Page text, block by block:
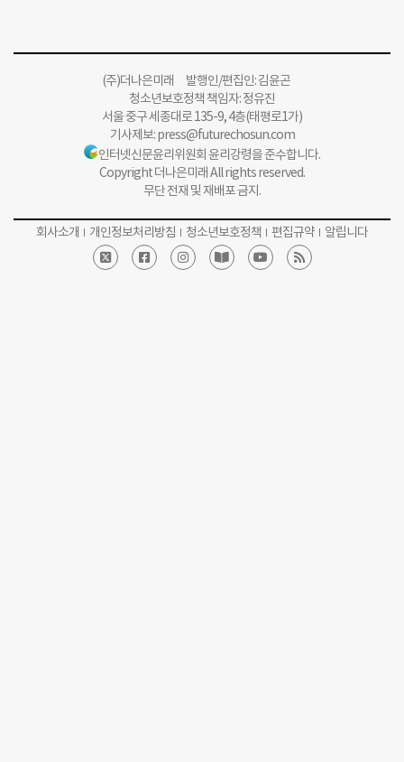
(주)더나은미래 발행인/편집인: 김윤곤
청소년보호정책 책임자: 정유진
서울 중구 세종대로 135-9, 4층(태평로1가)
기사제보:press@futurechosun.com
인터넷신문윤리위원회 윤리강령을 준수합니다.
Copyright 더나은미래 All rights reserved.
무단 전재 및 재배포 금지.
회사소개 개인정보처리방침 청소년보호정책 편집규약 알립니다